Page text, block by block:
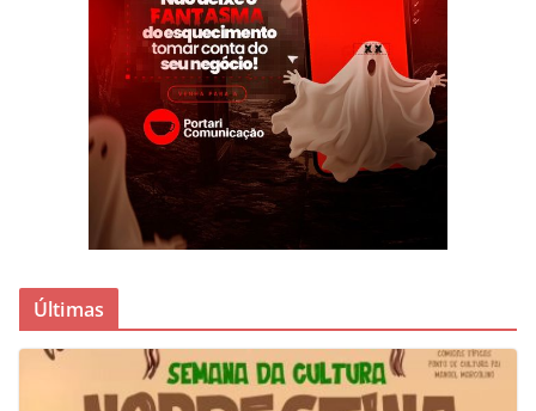
Últimas